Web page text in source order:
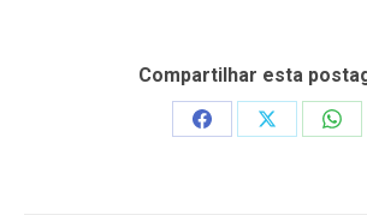
Compartilhar esta
Share
Share
Share